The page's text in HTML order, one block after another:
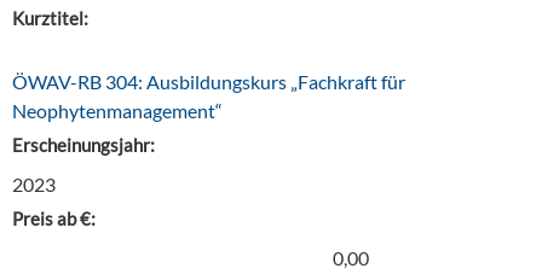
Kurztitel:
ÖWAV-RB 304: Ausbildungskurs „Fachkraft für
Neophytenmanagement“
Erscheinungsjahr:
2023
Preis ab €:
0,00